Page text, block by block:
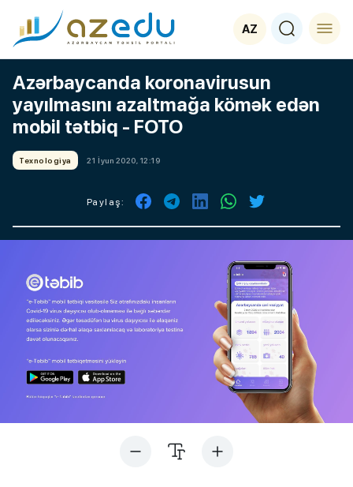
AZ
Azərbaycanda koronavirusun
yayılmasını azaltmağa kömək edən
mobil tətbiq - FOTO
Texnologiya 21 İyun 2020, 12:19
Paylaş: